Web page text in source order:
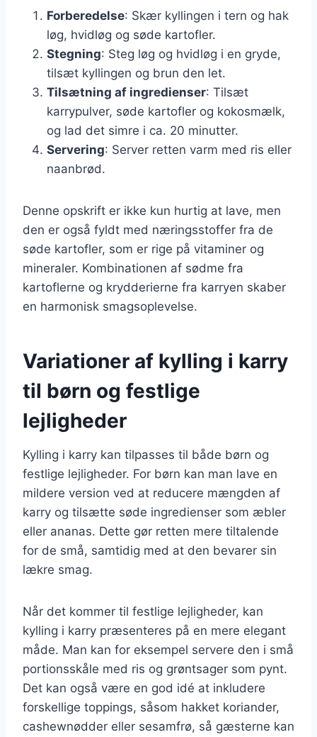
Forberedelse: Skær kyllingen i tern og hak
løg, hvidløg og søde kartofler.
Stegning: Steg løg og hvidløg i en gryde,
tilsæt kyllingen og brun den let.
Tilsætning af ingredienser: Tilsæt
karrypulver, søde kartofler og kokosmælk,
og lad det simre i ca. 20 minutter.
Servering: Server retten varm med ris eller
naanbrød.
Denne opskrift er ikke kun hurtig at lave, men
den er også fyldt med næringsstoffer fra de
søde kartofler, som er rige på vitaminer og
mineraler. Kombinationen af sødme fra
kartoflerne og krydderierne fra karryen skaber
en harmonisk smagsoplevelse.
Variationer af kylling i karry
til børn og festlige
lejligheder
Kylling i karry kan tilpasses til både børn og
festlige lejligheder. For børn kan man lave en
mildere version ved at reducere mængden af
karry og tilsætte søde ingredienser som æbler
eller ananas. Dette gør retten mere tiltalende
for de små, samtidig med at den bevarer sin
lækre smag.
Når det kommer til festlige lejligheder, kan
kylling i karry præsenteres på en mere elegant
måde. Man kan for eksempel servere den i små
portionsskåle med ris og grøntsager som pynt.
Det kan også være en god idé at inkludere
forskellige toppings, såsom hakket koriander,
cashewnødder eller sesamfrø, så gæsterne kan